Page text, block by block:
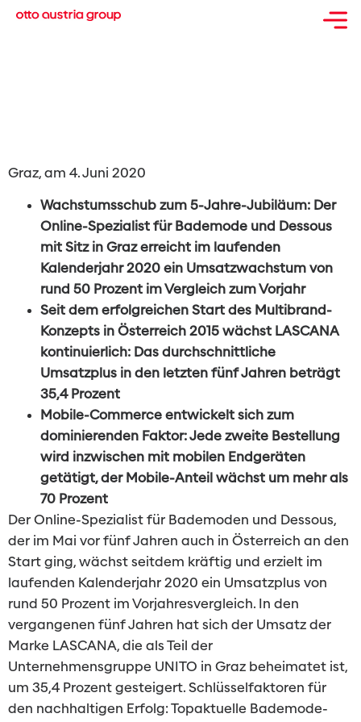
Graz, am 4. Juni 2020
Wachstumsschub zum 5-Jahre-Jubiläum: Der
Online-Spezialist für Bademode und Dessous
mit Sitz in Graz erreicht im laufenden
Kalenderjahr 2020 ein Umsatzwachstum von
rund 50 Prozent im Vergleich zum Vorjahr
Seit dem erfolgreichen Start des Multibrand-
Konzepts in Österreich 2015 wächst LASCANA
kontinuierlich: Das durchschnittliche
Umsatzplus in den letzten fünf Jahren beträgt
35,4 Prozent
Mobile-Commerce entwickelt sich zum
dominierenden Faktor: Jede zweite Bestellung
wird inzwischen mit mobilen Endgeräten
getätigt, der Mobile-Anteil wächst um mehr als
70 Prozent
Der Online-Spezialist für Bademoden und Dessous,
der im Mai vor fünf Jahren auch in Österreich an den
Start ging, wächst seitdem kräftig und erzielt im
laufenden Kalenderjahr 2020 ein Umsatzplus von
rund 50 Prozent im Vorjahresvergleich. In den
vergangenen fünf Jahren hat sich der Umsatz der
Marke LASCANA, die als Teil der
Unternehmensgruppe UNITO in Graz beheimatet ist,
um 35,4 Prozent gesteigert. Schlüsselfaktoren für
den nachhaltigen Erfolg: Topaktuelle Bademode-